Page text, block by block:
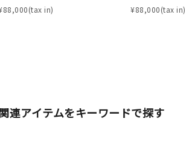
in) ¥88,000(tax in)
連アイテムをキーワードで探す